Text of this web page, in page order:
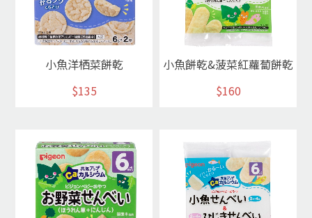
小魚洋栖菜餅乾
$135
小魚餅乾&菠菜紅蘿蔔餅乾
$160